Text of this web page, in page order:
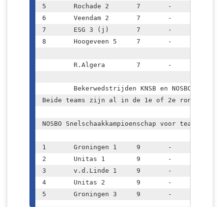
5	Rochade 2	7	-	7		24.0
6	Veendam 2	7	-	5		16.0
7	ESG 3 (j)	7	-	4		15.5
8	Hoogeveen 5	7	-	3		15.0
Beide teams zijn al in de 1e of 2e ronde
NOSBO Snelschaakkampioenschap voor teams
1	Groningen 1	9	-	29.0
2	Unitas 1	9	-	28.0
3	v.d.Linde 1	9	-	20.0
4	Unitas 2	9	-	18.5